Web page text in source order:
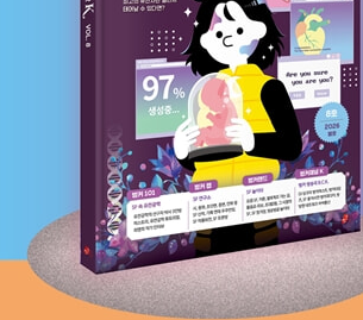
거장 > 다시 태어나서 수학 점수 올리기 _ 정
캐스트 > DJ 싱크가 추천하는 SF 콘텐츠
타임즈 > 사이언스 픽션 이슈들을 한번에!
피디아 > 우리 모두의 SF 용어사전
통신 > 나는 어떤 유전자를 가졌을까요? | 십
정답 및 해설
우체통 > 아라의 편지